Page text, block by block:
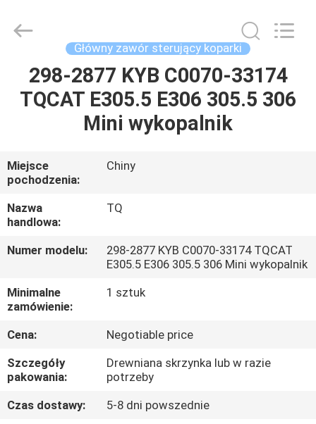
DOM
PRODUKTY
FILMY
POKAZ
VR
NAS
PO
FABRYCE
Machinery
Reserved.
Główny zawór sterujący koparki
298-2877 KYB C0070-33174
TQCAT E305.5 E306 305.5 306
Mini wykopalnik
Miejsce
pochodzenia:
Chiny
Nazwa
handlowa:
TQ
Numer modelu:
298-2877 KYB C0070-33174 TQCAT
E305.5 E306 305.5 306 Mini wykopalnik
Minimalne
zamówienie:
1 sztuk
Cena:
Negotiable price
Szczegóły
pakowania:
Drewniana skrzynka lub w razie
potrzeby
Czas dostawy:
5-8 dni powszednie